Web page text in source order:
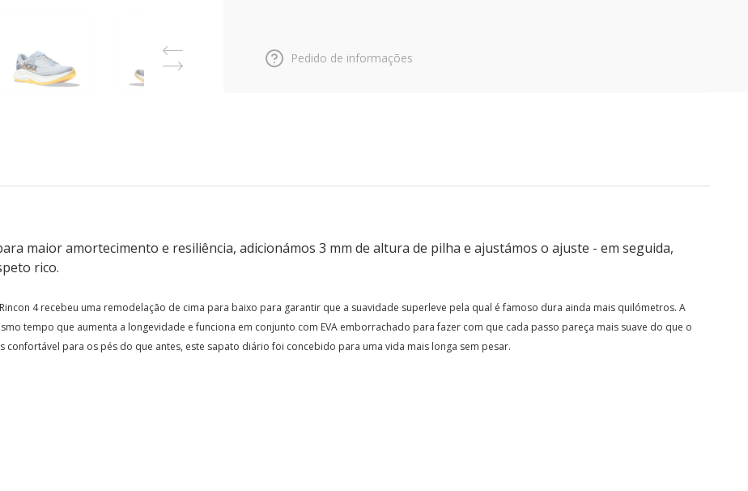
Pedido de informações
maior amortecimento e resiliência, adicionámos 3 mm de altura de pilha e ajustámos o ajuste - em seguida,
rico.
4 recebeu uma remodelação de cima para baixo para garantir que a suavidade superleve pela qual é famoso dura ainda mais quilómetros. A
tempo que aumenta a longevidade e funciona em conjunto com EVA emborrachado para fazer com que cada passo pareça mais suave do que o
para os pés do que antes, este sapato diário foi concebido para uma vida mais longa sem pesar.